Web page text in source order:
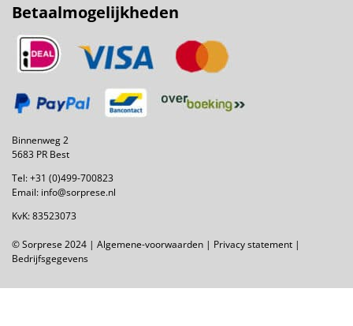
Betaalmogelijkheden
Binnenweg 2
5683 PR Best
Tel:+31 (0)499-700823
Email: info@sorprese.nl
KvK: 83523073
© Sorprese 2024 | Algemene-voorwaarden | Privacy statement |
Bedrijfsgegevens